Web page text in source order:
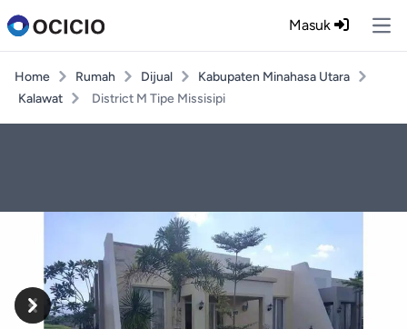
Masuk
Home Rumah Dijual
Kabupaten Minahasa Utara
Kalawat
District M Tipe Missisipi
Previous
Next